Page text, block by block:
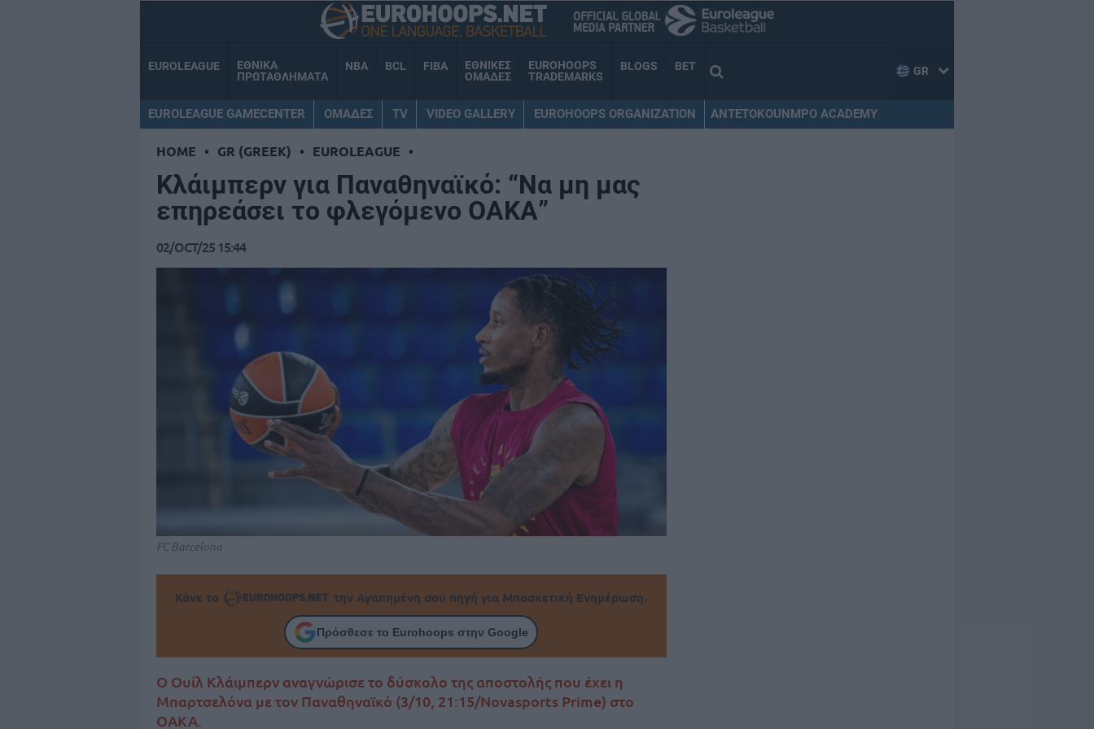
EUROLEAGUE
ΕΘΝΙΚΑ
ΠΡΩΤΑΘΛΗΜΑΤΑ
NBA BCL FIBA
ΕΘΝΙΚΕΣ
ΟΜΑΔΕΣ
EUROHOOPS
TRADEMARKS
BLOGS BET GR
EUROLEAGUE GAMECENTER ΟΜΑΔΕΣ TV VIDEO GALLERY EUROHOOPS ORGANIZATION ANTETOKOUNMPO ACADEMY
HOME • GR (GREEK) • EUROLEAGUE •
Κλάιμπερν για Παναθηναϊκό: “Να μη μας
επηρεάσει το φλεγόμενο ΟΑΚΑ”
02/OCT/25 15:44
FC Barcelona
Κάνε το την Αγαπημένη σου πηγή για Μπασκετική Ενημέρωση.
Πρόσθεσε το Eurohoops στην Google
Ο Ουίλ Κλάιμπερν αναγνώρισε το δύσκολο της αποστολής που έχει η
Μπαρτσελόνα με τον Παναθηναϊκό (3/10, 21:15/Novasports Prime) στο
ΟΑΚΑ.